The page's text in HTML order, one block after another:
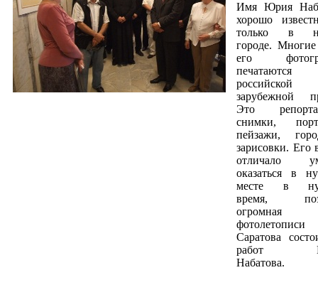
Имя Юрия
хорошо
только в
городе.
его
зарубежной
Это
снимки,
пейзажи,
зарисовки. Его
отличало
оказаться в
месте в
время,
огромная
фотолетописи
Саратова
работ
Набатова.